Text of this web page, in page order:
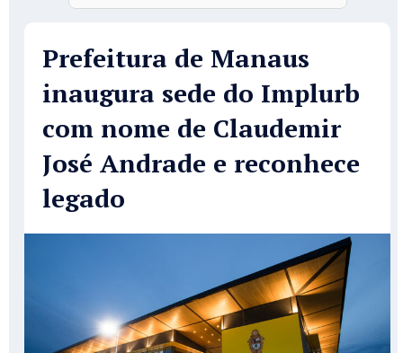
Prefeitura de Manaus
inaugura sede do Implurb
com nome de Claudemir
José Andrade e reconhece
legado